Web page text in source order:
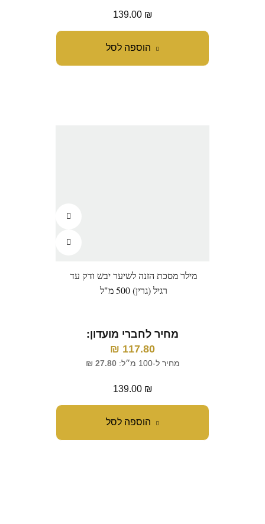
הוספה לסל
139.00 ₪
הוספה לסל
מילר מסכת הזנה לשיער יבש ודק עד
רגיל (גרין) 500 מ"ל
מחיר לחברי מועדון:
117.80
₪
מחיר ל-100 מ״ל: 27.80
₪
139.00 ₪